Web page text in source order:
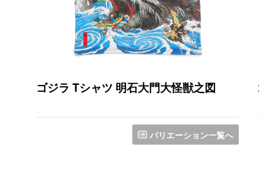
ゴジラ Tシャツ 明石大門大怪獣之図
バリエーション一覧へ